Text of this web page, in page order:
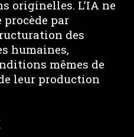
originelles. L’IA ne
par
des
humaines,
mêmes de
leur production